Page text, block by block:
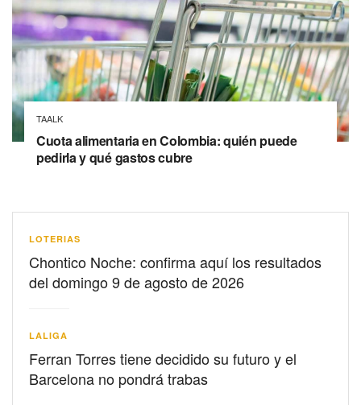
TAALK
Cuota alimentaria en Colombia: quién puede
pedirla y qué gastos cubre
LOTERIAS
Chontico Noche: confirma aquí los resultados
del domingo 9 de agosto de 2026
LALIGA
Ferran Torres tiene decidido su futuro y el
Barcelona no pondrá trabas